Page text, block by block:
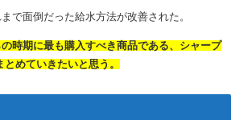
で面倒だった給水方法が改善された。
時期に最も購入すべき商品である、シャープ
めていきたいと思う。